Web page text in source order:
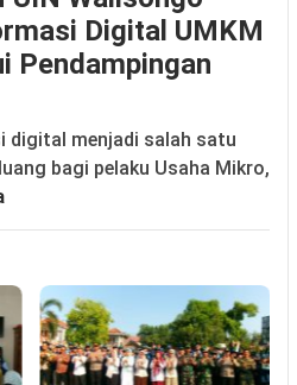
Digital UMKM
Pendampingan
digital menjadi salah satu
bagi pelaku Usaha Mikro,